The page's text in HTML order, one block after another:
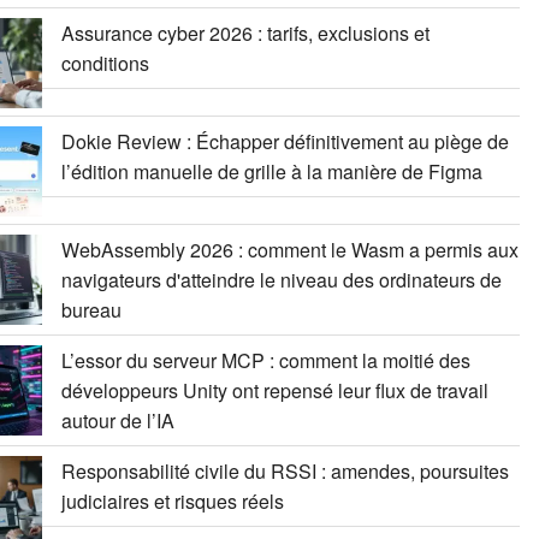
Assurance cyber 2026 : tarifs, exclusions et
conditions
Dokie Review : Échapper définitivement au piège de
l’édition manuelle de grille à la manière de Figma
WebAssembly 2026 : comment le Wasm a permis aux
navigateurs d'atteindre le niveau des ordinateurs de
bureau
L’essor du serveur MCP : comment la moitié des
développeurs Unity ont repensé leur flux de travail
autour de l’IA
Responsabilité civile du RSSI : amendes, poursuites
judiciaires et risques réels